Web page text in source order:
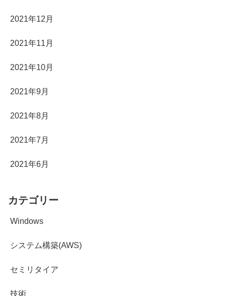
2021年12月
2021年11月
2021年10月
2021年9月
2021年8月
2021年7月
2021年6月
カテゴリー
Windows
システム構築(AWS)
セミリタイア
技術